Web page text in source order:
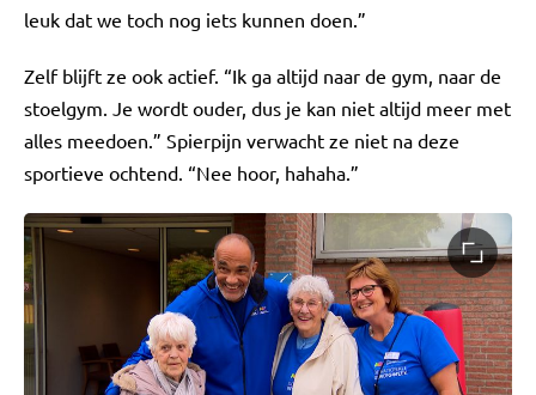
leuk dat we toch nog iets kunnen doen.”
Zelf blijft ze ook actief. “Ik ga altijd naar de gym, naar de
stoelgym. Je wordt ouder, dus je kan niet altijd meer met
alles meedoen.” Spierpijn verwacht ze niet na deze
sportieve ochtend. “Nee hoor, hahaha.”